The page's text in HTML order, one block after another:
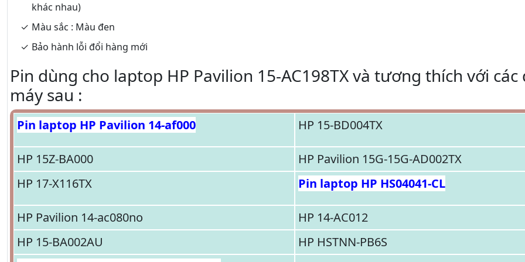
khác nhau)
Màu sắc : Màu đen
Bảo hành lỗi đổi hàng mới
Pin dùng cho laptop HP Pavilion 15-AC198TX và tương thích với các
máy sau :
Pin laptop HP Pavilion 14-af000 HP 15-BD004TX
HP 15Z-BA000
HP Pavilion 15G-15G-AD002TX
HP 17-X116TX
Pin laptop HP HS04041-CL
HP Pavilion 14-ac080no
HP 14-AC012
HP 15-BA002AU
HP HSTNN-PB6S